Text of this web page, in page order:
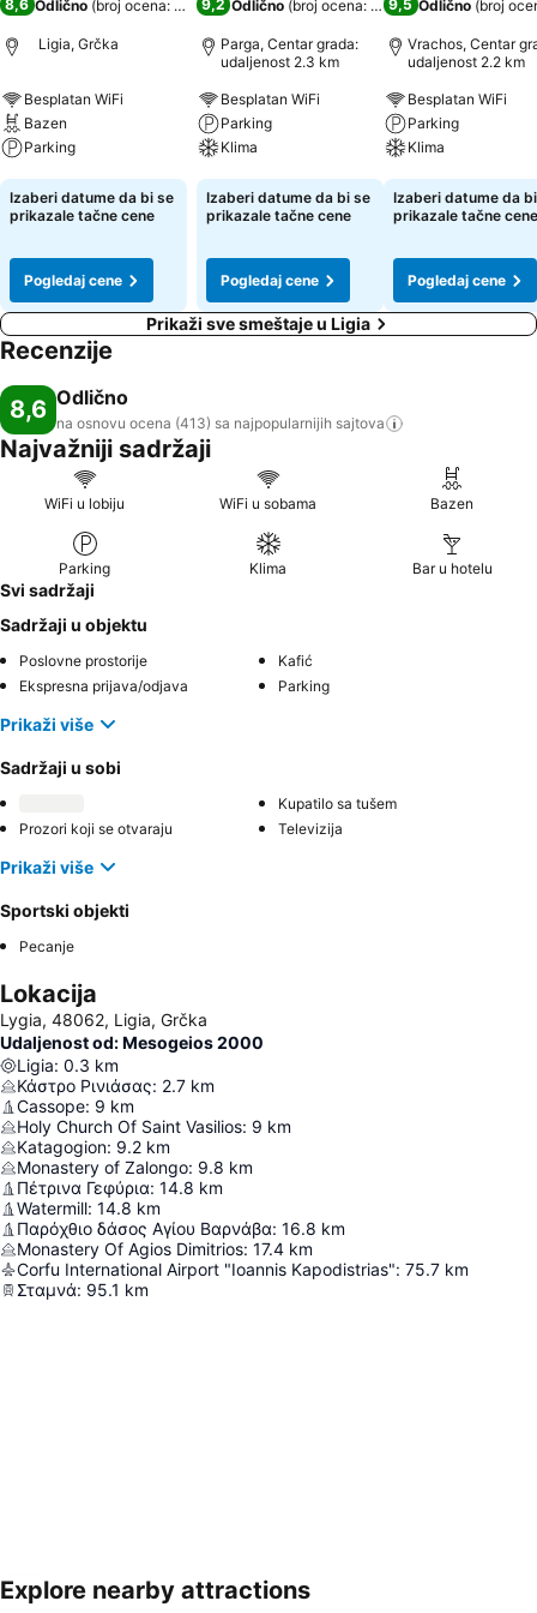
8,6 Odlično (broj ocena: 413)
Ligia, Grčka
Besplatan WiFi
Bazen
Parking
Pogledaj cene
Izaberi datume da bi se
prikazale tačne cene
Pogledaj cene
9,2 Odlično (broj ocena: 430)
Parga, Centar grada:
udaljenost 2.3 km
Besplatan WiFi
Parking
Klima
Pogledaj cene
Izaberi datume da bi se
prikazale tačne cene
Pogledaj cene
9,5 Odlično (broj
Vrachos, Centar
udaljenost 2.2 km
Besplatan WiFi
Parking
Klima
Pogledaj cene
Izaberi datume da
prikazale tačne cene
Pogledaj cene
Prikaži sve smeštaje u Ligia
Recenzije
8,6 Odlično
na osnovu ocena (413) sa najpopularnijih sajtova
Najvažniji sadržaji
WiFi u lobiju WiFi u sobama Bazen
Parking Klima Bar u hotelu
Svi sadržaji
Sadržaji u objektu
Poslovne prostorije
Kafić
Ekspresna prijava/odjava
Parking
Prikaži više
Sadržaji u sobi
Kupatilo sa tušem
Prozori koji se otvaraju
Televizija
Prikaži više
Sportski objekti
Pecanje
Lokacija
Lygia, 48062, Ligia, Grčka
Udaljenost od: Mesogeios 2000
Ligia: 0.3 km
Κάστρο Ρινιάσας: 2.7 km
Cassope: 9 km
Holy Church Of Saint Vasilios: 9 km
Katagogion: 9.2 km
Monastery of Zalongo: 9.8 km
Πέτρινα Γεφύρια: 14.8 km
Watermill: 14.8 km
Παρόχθιο δάσος Αγίου Βαρνάβα: 16.8 km
Monastery Of Agios Dimitrios: 17.4 km
Corfu International Airport "Ioannis Kapodistrias": 75.7 km
Σταμνά: 95.1 km
Explore nearby attractions